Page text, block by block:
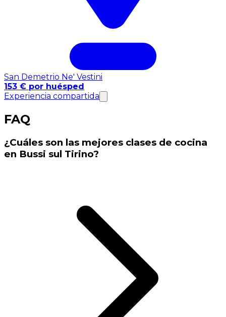
San Demetrio Ne' Vestini
153 € por huésped
Experiencia compartida
FAQ
¿Cuáles son las mejores clases de cocina
en Bussi sul Tirino?